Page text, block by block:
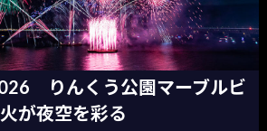
りんくう公園マーブルビ
が夜空を彩る